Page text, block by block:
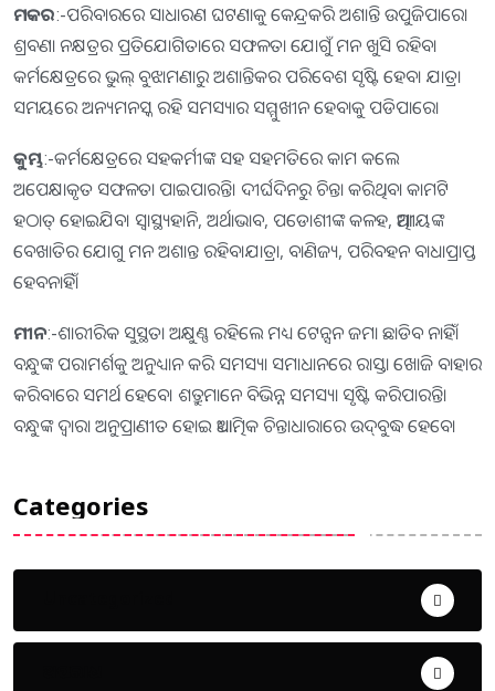
ମକର:-ପରିବାରରେ ସାଧାରଣ ଘଟଣାକୁ କେନ୍ଦ୍ରକରି ଅଶାନ୍ତି ଉପୁଜିପାରେ।
ଶ୍ରବଣା ନକ୍ଷତ୍ରର ପ୍ରତିଯୋଗିତାରେ ସଫଳତା ଯୋଗୁଁ ମନ ଖୁସି ରହିବ।
କର୍ମକ୍ଷେତ୍ରରେ ଭୁଲ୍‌ ବୁଝାମଣାରୁ ଅଶାନ୍ତିକର ପରିବେଶ ସୃଷ୍ଟି ହେବ। ଯାତ୍ରା
ସମୟରେ ଅନ୍ୟମନସ୍କ ରହି ସମସ୍ୟାର ସମ୍ମୁଖୀନ ହେବାକୁ ପଡିପାରେ।
କୁମ୍ଭ:-କର୍ମକ୍ଷେତ୍ରରେ ସହକର୍ମୀଙ୍କ ସହ ସହମତିରେ କାମ କଲେ
ଅପେକ୍ଷାକୃତ ସଫଳତା ପାଇପାରନ୍ତି। ଦୀର୍ଘଦିନରୁ ଚିନ୍ତା କରିଥିବା କାମଟି
ହଠାତ୍‌ ହୋଇଯିବ। ସ୍ବାସ୍ଥ୍ୟହାନି, ଅର୍ଥାଭାବ, ପଡୋଶୀଙ୍କ କଳହ, ଆତ୍ମୀୟଙ୍କ
ବେଖାତିର ଯୋଗୁ ମନ ଅଶାନ୍ତ ରହିବ।ଯାତ୍ରା, ବାଣିଜ୍ୟ, ପରିବହନ ବାଧାପ୍ରାପ୍ତ
ହେବନାହିଁ।
ମୀନ:-ଶାରୀରିକ ସୁସ୍ଥତା ଅକ୍ଷୁଣ୍ଣ ରହିଲେ ମଧ୍ୟ ଟେନ୍ସନ ଜମା ଛାଡିବ ନାହିଁ।
ବନ୍ଧୁଙ୍କ ପରାମର୍ଶକୁ ଅନୁଧ୍ୟାନ କରି ସମସ୍ୟା ସମାଧାନରେ ରାସ୍ତା ଖୋଜି ବାହାର
କରିବାରେ ସମର୍ଥ ହେବେ। ଶତ୍ରୁମାନେ ବିଭିନ୍ନ ସମସ୍ୟା ସୃଷ୍ଟି କରିପାରନ୍ତି।
ବନ୍ଧୁଙ୍କ ଦ୍ୱାରା ଅନୁପ୍ରାଣୀତ ହୋଇ ଆଧ୍ୟାତ୍ମିକ ଚିନ୍ତାଧାରାରେ ଉଦ୍‌ବୁଦ୍ଧ ହେବେ।
Categories